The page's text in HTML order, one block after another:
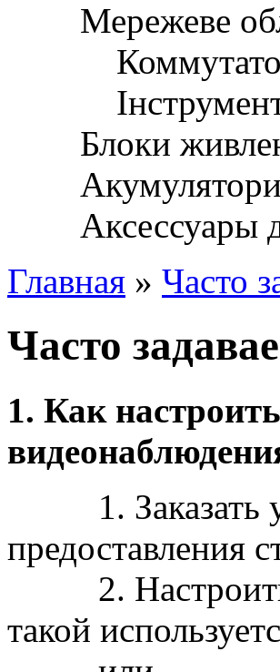
Мережеве
Блоки
Акумулятори
Аксессуары
Главная » Часто
Часто
1. Как
1. Заказать у
предоставления
2. Настроить
такой